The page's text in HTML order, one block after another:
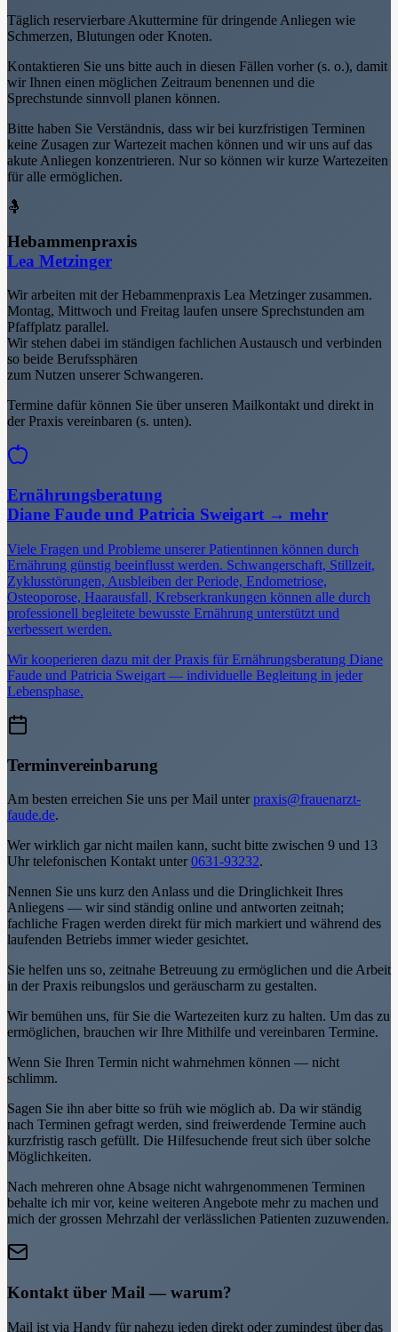
Täglich reservierbare Akuttermine für dringende Anliegen wie
Schmerzen, Blutungen oder Knoten.
Kontaktieren Sie uns bitte auch in diesen Fällen vorher (s. o.), damit
wir Ihnen einen möglichen Zeitraum benennen und die
Sprechstunde sinnvoll planen können.
Bitte haben Sie Verständnis, dass wir bei kurzfristigen Terminen
keine Zusagen zur Wartezeit machen können und wir uns auf das
akute Anliegen konzentrieren. Nur so können wir kurze Wartezeiten
für alle ermöglichen.
🤱
Hebammenpraxis
Lea Metzinger
Wir arbeiten mit der Hebammenpraxis Lea Metzinger zusammen.
Montag, Mittwoch und Freitag laufen unsere Sprechstunden am
Pfaffplatz parallel.
Wir stehen dabei im ständigen fachlichen Austausch und verbinden
so beide Berufssphären
zum Nutzen unserer Schwangeren.
Termine dafür können Sie über unseren Mailkontakt und direkt in
der Praxis vereinbaren (s. unten).
Ernährungsberatung
Diane Faude und Patricia Sweigart → mehr
Viele Fragen und Probleme unserer Patientinnen können durch
Ernährung günstig beeinflusst werden. Schwangerschaft, Stillzeit,
Zyklusstörungen, Ausbleiben der Periode, Endometriose,
Osteoporose, Haarausfall, Krebserkrankungen können alle durch
professionell begleitete bewusste Ernährung unterstützt und
verbessert werden.
Wir kooperieren dazu mit der Praxis für Ernährungsberatung Diane
Faude und Patricia Sweigart — individuelle Begleitung in jeder
Lebensphase.
Terminvereinbarung
Am besten erreichen Sie uns per Mail unter praxis@frauenarzt-
faude.de.
Wer wirklich gar nicht mailen kann, sucht bitte zwischen 9 und 13
Uhr telefonischen Kontakt unter 0631-93232.
Nennen Sie uns kurz den Anlass und die Dringlichkeit Ihres
Anliegens — wir sind ständig online und antworten zeitnah;
fachliche Fragen werden direkt für mich markiert und während des
laufenden Betriebs immer wieder gesichtet.
Sie helfen uns so, zeitnahe Betreuung zu ermöglichen und die Arbeit
in der Praxis reibungslos und geräuscharm zu gestalten.
Wir bemühen uns, für Sie die Wartezeiten kurz zu halten. Um das zu
ermöglichen, brauchen wir Ihre Mithilfe und vereinbaren Termine.
Wenn Sie Ihren Termin nicht wahrnehmen können — nicht
schlimm.
Sagen Sie ihn aber bitte so früh wie möglich ab. Da wir ständig
nach Terminen gefragt werden, sind freiwerdende Termine auch
kurzfristig rasch gefüllt. Die Hilfesuchende freut sich über solche
Möglichkeiten.
Nach mehreren ohne Absage nicht wahrgenommenen Terminen
behalte ich mir vor, keine weiteren Angebote mehr zu machen und
mich der grossen Mehrzahl der verlässlichen Patienten zuzuwenden.
Kontakt über Mail — warum?
Mail ist via Handy für nahezu jeden direkt oder zumindest über das